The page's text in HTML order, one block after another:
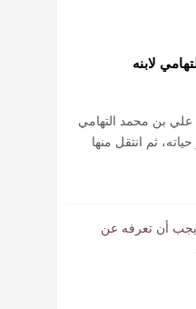
علي بن محمد التهامي
عاش صدر حياته، ثم انتقل منها